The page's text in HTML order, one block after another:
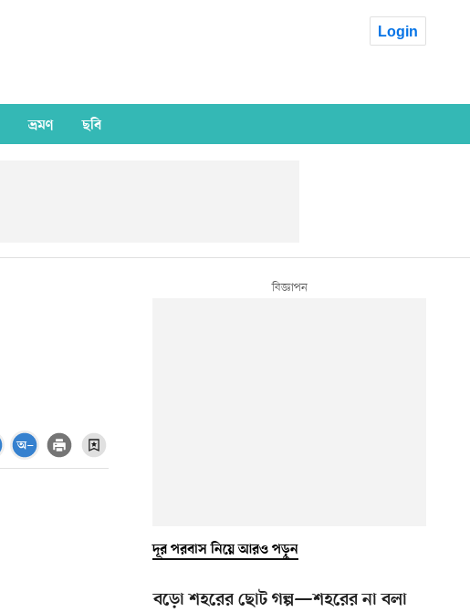
Login
ভ্রমণ ছবি
দূর পরবাস নিয়ে আরও পড়ুন
বড়ো শহরের ছোট গল্প—শহরের না বলা